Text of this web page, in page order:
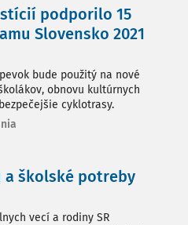
podporilo 15
Slovensko 2021
bude použitý na nové
obnovu kultúrnych
cyklotrasy.
a školské potreby
vecí a rodiny SR